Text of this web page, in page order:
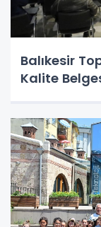
Balıkesir
Kalite